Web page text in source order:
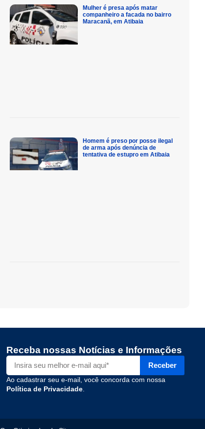
Mulher é presa após matar
companheiro a facada no bairro
Maracanã, em Atibaia
Homem é preso por posse ilegal
de arma após denúncia de
tentativa de estupro em Atibaia
Receba nossas Notícias e Informações
Receber
Ao cadastrar seu e-mail, você concorda com nossa
Política de Privacidade